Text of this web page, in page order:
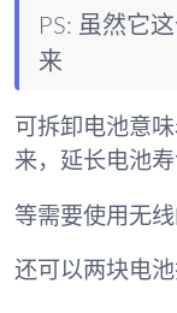
PS: 虽然它
来
可拆卸电池意
来，延长电池
等需要使用无
还可以两块电